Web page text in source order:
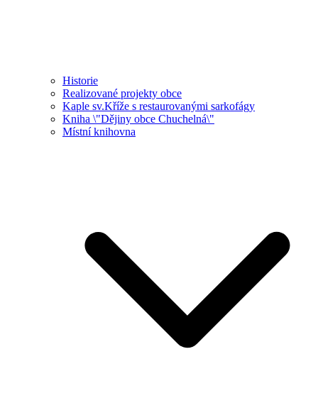
Historie
Realizované projekty obce
Kaple sv.Kříže s restaurovanými sarkofágy
Kniha \"Dějiny obce Chuchelná\"
Místní knihovna